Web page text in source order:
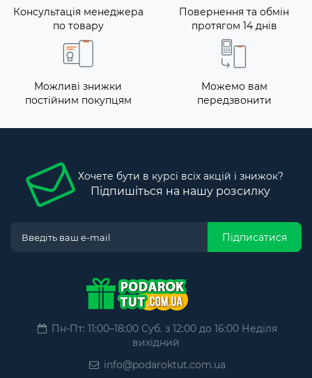
Консультація менеджера
по товару
Повернення та обмін
протягом 14 днів
Можливі знижки
постійним покупцям
Можемо вам
передзвонити
Хочете бути в курсі всіх акцій і знижок?
Підпишіться на нашу розсилку
Підписатися
Пн-Пт: 11:00–18:00 Суб. з 12:00 до 16:00 Неділя
вихідний
info@podaroktut.com.ua